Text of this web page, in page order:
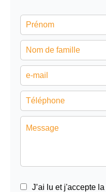
J’ai lu et j'accepte la